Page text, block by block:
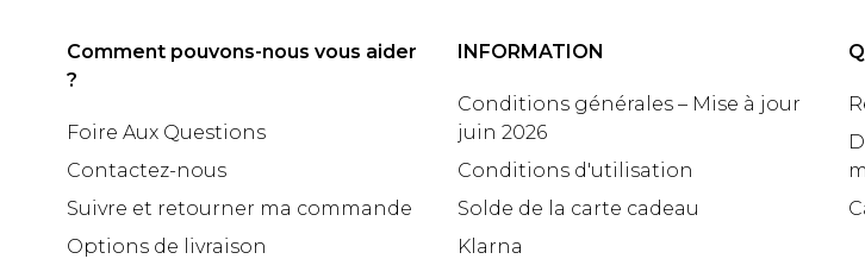
Comment pouvons-nous vous aider
?
Foire Aux Questions
Contactez-nous
Suivre et retourner ma commande
Options de livraison
INFORMATION
Conditions générales – Mise à jour
juin 2026
Conditions d'utilisation
Solde de la carte cadeau
Klarna